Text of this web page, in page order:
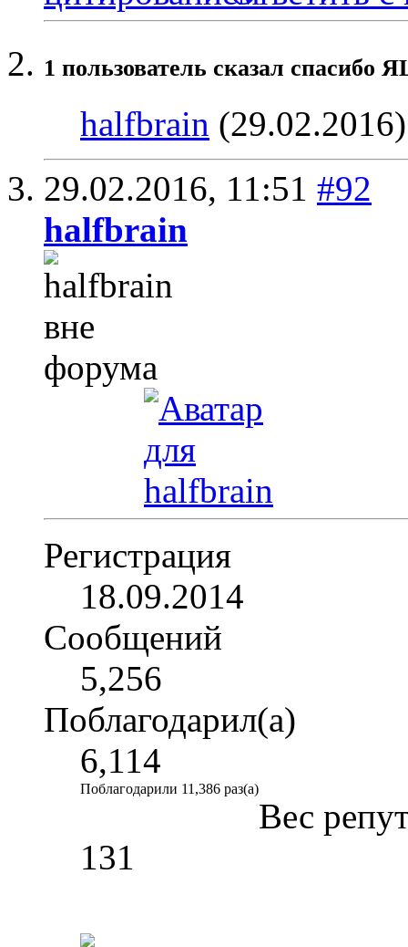
1 пользователь сказал
halfbrain (29.02.2016)
29.02.2016, 11:51 #92
halfbrain
Регистрация
18.09.2014
Сообщений
5,256
Поблагодарил(а)
6,114
Поблагодарили 11,386 раз(а)
Вес
131